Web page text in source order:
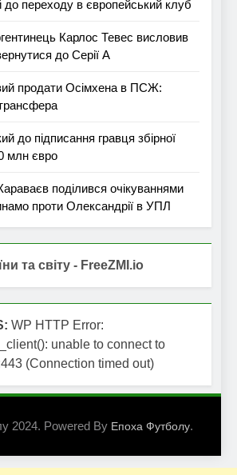
до переходу в європейський клуб
Карлос Тевес висловив
до Серії А
продати Осімхена в ПСЖ:
до підписання гравця збірної
млн євро
поділився очікуваннями
проти Олександрії в УПЛ
та світу - FreeZMI.io
WP HTTP Error:
unable to connect to
(Connection timed out)
2024. Powered By Епоха Футболу.